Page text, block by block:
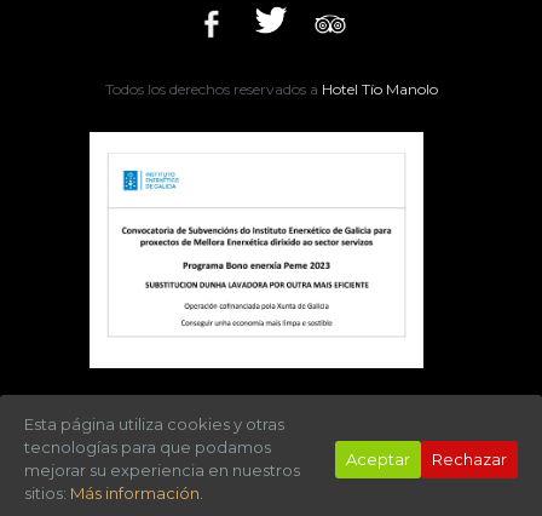
Todos los derechos reservados a Hotel Tío Manolo
Esta página utiliza cookies y otras
tecnologías para que podamos
mejorar su experiencia en nuestros
sitios: Más información.
Aceptar Rechazar